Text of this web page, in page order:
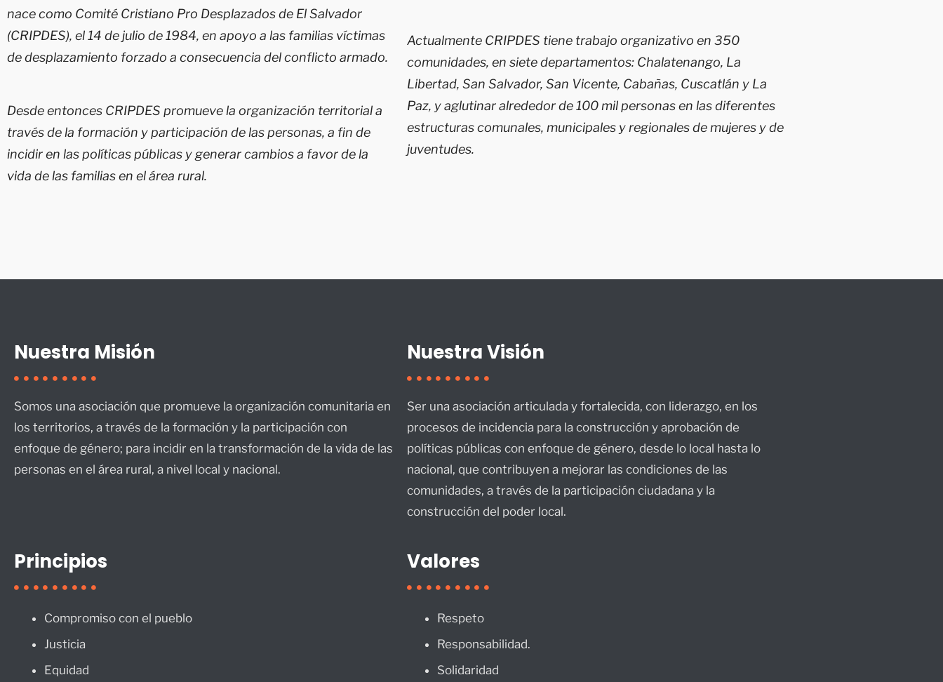
nace como Comité Cristiano Pro Desplazados de El Salvador
(CRIPDES), el 14 de julio de 1984, en apoyo a las familias víctimas
de desplazamiento forzado a consecuencia del conflicto armado.
Desde entonces CRIPDES promueve la organización territorial a
través de la formación y participación de las personas, a fin de
incidir en las políticas públicas y generar cambios a favor de la
vida de las familias en el área rural.
Actualmente CRIPDES tiene trabajo organizativo en 350
comunidades, en siete departamentos: Chalatenango, La
Libertad, San Salvador, San Vicente, Cabañas, Cuscatlán y La
Paz, y aglutinar alrededor de 100 mil personas en las diferentes
estructuras comunales, municipales y regionales de mujeres y de
juventudes.
Nuestra Misión
Somos una asociación que promueve la organización comunitaria en
los territorios, a través de la formación y la participación con
enfoque de género; para incidir en la transformación de la vida de las
personas en el área rural, a nivel local y nacional.
Nuestra Visión
Ser una asociación articulada y fortalecida, con liderazgo, en los
procesos de incidencia para la construcción y aprobación de
políticas públicas con enfoque de género, desde lo local hasta lo
nacional, que contribuyen a mejorar las condiciones de las
comunidades, a través de la participación ciudadana y la
construcción del poder local.
Principios
Compromiso con el pueblo
Justicia
Equidad
Valores
Respeto
Responsabilidad.
Solidaridad